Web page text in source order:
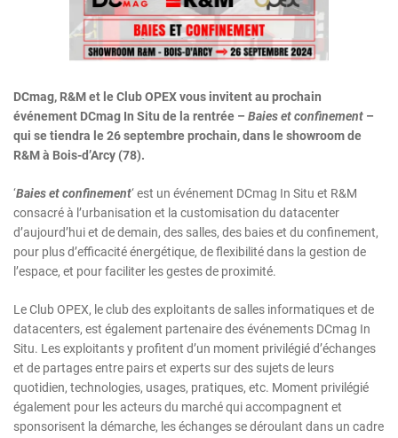
DCmag, R&M et le Club OPEX vous invitent au prochain
événement DCmag In Situ de la rentrée – Baies et confinement –
qui se tiendra le 26 septembre prochain, dans le showroom de
R&M à Bois-d’Arcy (78).
‘Baies et confinement‘ est un événement DCmag In Situ et R&M
consacré à l’urbanisation et la customisation du datacenter
d’aujourd’hui et de demain, des salles, des baies et du confinement,
pour plus d’efficacité énergétique, de flexibilité dans la gestion de
l’espace, et pour faciliter les gestes de proximité.
Le Club OPEX, le club des exploitants de salles informatiques et de
datacenters, est également partenaire des événements DCmag In
Situ. Les exploitants y profitent d’un moment privilégié d’échanges
et de partages entre pairs et experts sur des sujets de leurs
quotidien, technologies, usages, pratiques, etc. Moment privilégié
également pour les acteurs du marché qui accompagnent et
sponsorisent la démarche, les échanges se déroulant dans un cadre